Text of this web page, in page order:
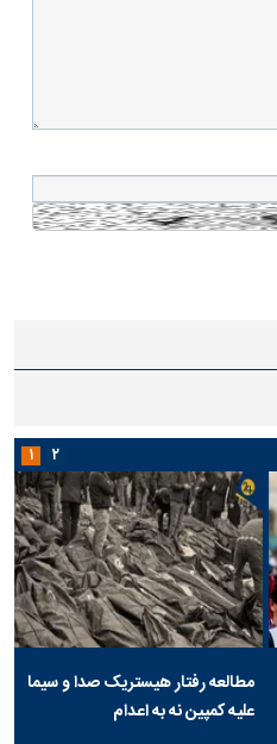
مطالعه رفتار هیستریک صدا و سیما
علیه کمپین نه به اعدام
۱ ۲